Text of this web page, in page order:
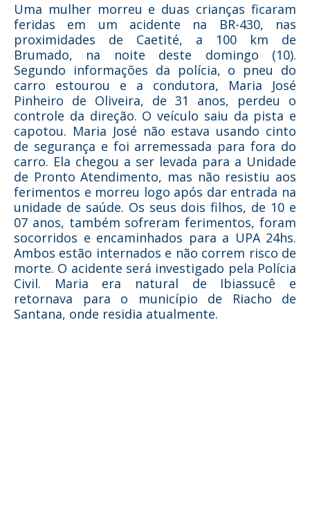
Uma mulher morreu e duas crianças ficaram
feridas em um acidente na BR-430, nas
proximidades de Caetité, a 100 km de
Brumado, na noite deste domingo (10).
Segundo informações da polícia, o pneu do
carro estourou e a condutora, Maria José
Pinheiro de Oliveira, de 31 anos, perdeu o
controle da direção. O veículo saiu da pista e
capotou. Maria José não estava usando cinto
de segurança e foi arremessada para fora do
carro. Ela chegou a ser levada para a Unidade
de Pronto Atendimento, mas não resistiu aos
ferimentos e morreu logo após dar entrada na
unidade de saúde. Os seus dois filhos, de 10 e
07 anos, também sofreram ferimentos, foram
socorridos e encaminhados para a UPA 24hs.
Ambos estão internados e não correm risco de
morte. O acidente será investigado pela Polícia
Civil. Maria era natural de Ibiassucê e
retornava para o município de Riacho de
Santana, onde residia atualmente.